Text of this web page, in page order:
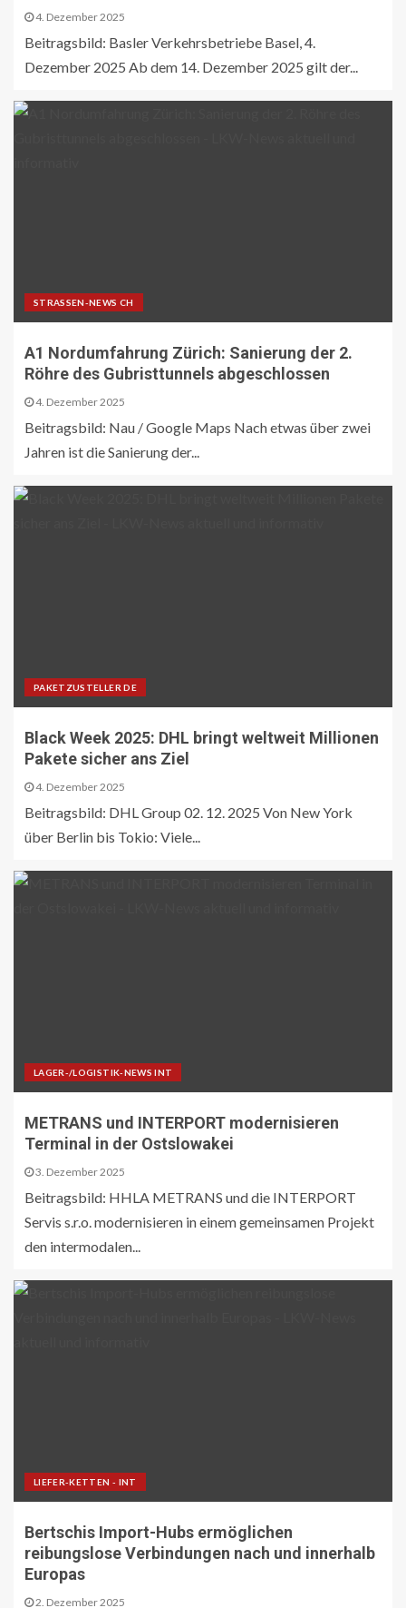
4. Dezember 2025
Beitragsbild: Basler Verkehrsbetriebe Basel, 4.
Dezember 2025 Ab dem 14. Dezember 2025 gilt der...
STRASSEN-NEWS CH
A1 Nordumfahrung Zürich: Sanierung der 2.
Röhre des Gubristtunnels abgeschlossen
4. Dezember 2025
Beitragsbild: Nau / Google Maps Nach etwas über zwei
Jahren ist die Sanierung der...
PAKETZUSTELLER DE
Black Week 2025: DHL bringt weltweit Millionen
Pakete sicher ans Ziel
4. Dezember 2025
Beitragsbild: DHL Group 02. 12. 2025 Von New York
über Berlin bis Tokio: Viele...
LAGER-/LOGISTIK-NEWS INT
METRANS und INTERPORT modernisieren
Terminal in der Ostslowakei
3. Dezember 2025
Beitragsbild: HHLA METRANS und die INTERPORT
Servis s.r.o. modernisieren in einem gemeinsamen Projekt
den intermodalen...
LIEFER-KETTEN - INT
Bertschis Import-Hubs ermöglichen
reibungslose Verbindungen nach und innerhalb
Europas
2. Dezember 2025